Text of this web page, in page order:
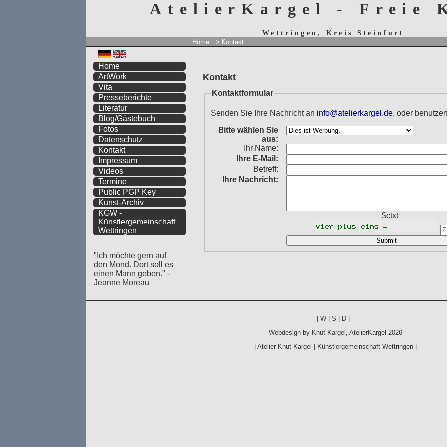
AtelierKargel - Freie
Wettringen, Kreis Steinfurt
Home > Kontakt
Kontakt
Kontaktformular
Senden Sie Ihre Nachricht an info@atelierkargel.de, oder
Bitte wählen Sie
aus:
Ihr Name:
Ihre E-Mail:
Betreff:
Ihre Nachricht:
$ctxt
Home
ArtWork
Vita
Presseberichte
Literatur
Blog/Gästebuch
Fotos
Datenschutz
Kontakt
Impressum
Videos
Termine
Public PGP Key
Kunst-Archiv
KGW -
Künstlergemeinschaft
Wettringen
"Ich möchte gern auf
den Mond. Dort soll es
einen Mann geben." -
Jeanne Moreau
W S D
Webdesign by Knut Kargel , AtelierKargel 2026
Atelier Knut Kargel Künstlergemeinschaft Wettringen|